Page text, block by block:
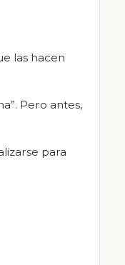
las hacen
Pero antes,
para